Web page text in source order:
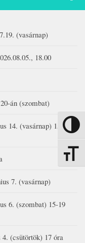
Nagy
(vasárnap)
18.00
án (szombat)
14. (vasárnap) 15-17
7. (vasárnap)
6. (szombat) 15-19
(csütörtök) 17 óra